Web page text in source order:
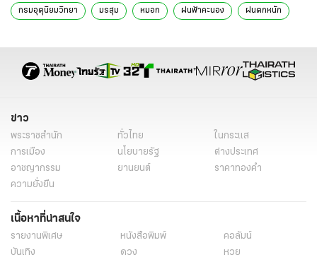
กรมอุตุนิยมวิทยา มรสุม หมอก ฝนฟ้าคะนอง ฝนตกหนัก
ข่าว
พระราชสำนัก ทั่วไทย
ในกระแส
การเมือง
นโยบายรัฐ
ต่างประเทศ
อาชญากรรม
ยานยนต์
ราคาทองคำ
ความยั่งยืน
เนื้อหาที่น่าสนใจ
รายงานพิเศษ หนังสือพิมพ์
คอลัมน์
บันเทิง
ดวง
หวย